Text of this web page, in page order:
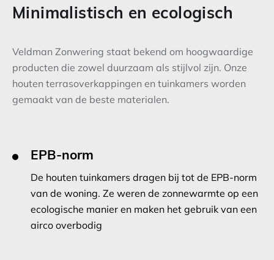
Minimalistisch en ecologisch
Veldman Zonwering staat bekend om hoogwaardige
producten die zowel duurzaam als stijlvol zijn. Onze
houten terrasoverkappingen en tuinkamers worden
gemaakt van de beste materialen.
EPB-norm
De houten tuinkamers dragen bij tot de EPB-norm
van de woning. Ze weren de zonnewarmte op een
ecologische manier en maken het gebruik van een
airco overbodig